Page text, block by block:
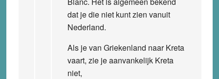
dat je die niet kunt zien vanuit
Nederland.
Als je van Griekenland naar Kreta
vaart, zie je aanvankelijk Kreta
niet,